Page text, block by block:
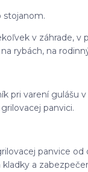
stojanom.
v záhrade, v
rybách, na
pri varení gulášu
panvici.
panvice od
a